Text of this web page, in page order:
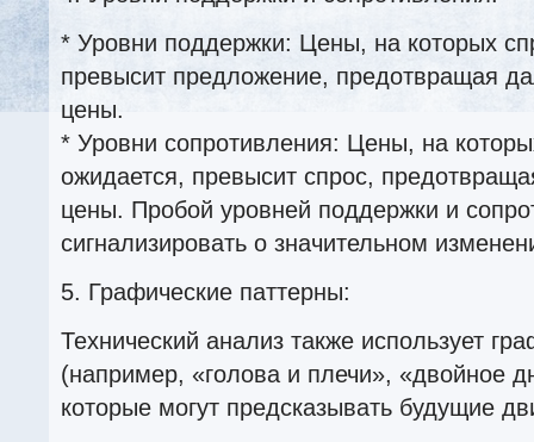
* Уровни поддержки: Цены, на которых
превысит предложение, предотвращая
цены.
* Уровни сопротивления: Цены, на
ожидается, превысит спрос,
цены. Пробой уровней поддержки и
сигнализировать о значительном
5. Графические паттерны:
Технический анализ также использует
(например, «голова и плечи», «двойное
которые могут предсказывать будущие